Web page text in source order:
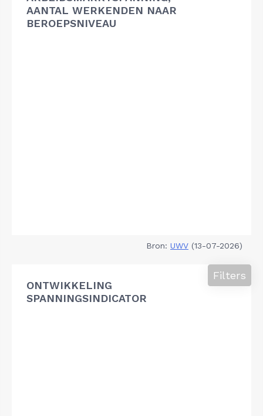
AANTAL WERKENDEN NAAR
BEROEPSNIVEAU
Bron: UWV (13-07-2026)
ONTWIKKELING
SPANNINGSINDICATOR
Filters